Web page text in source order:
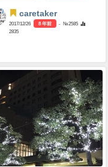
caretaker
2017/12/26 8 年前
- №2585
2835